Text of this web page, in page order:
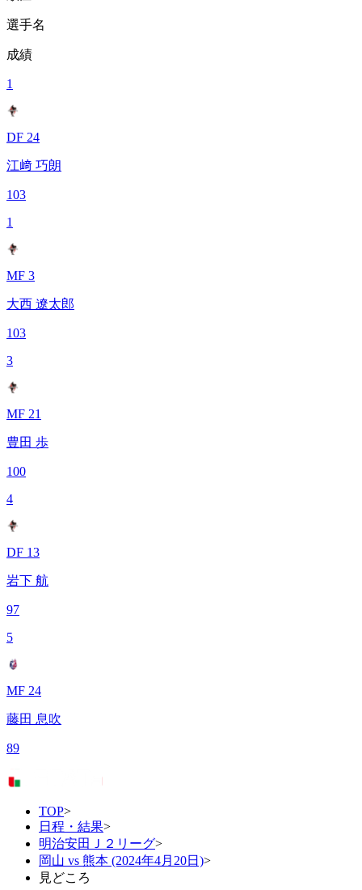
選手名
成績
1
DF 24
江﨑 巧朗
103
1
MF 3
大西 遼太郎
103
3
MF 21
豊田 歩
100
4
DF 13
岩下 航
97
5
MF 24
藤田 息吹
89
TOP>
日程・結果>
明治安田Ｊ２リーグ>
岡山 vs 熊本 (2024年4月20日)>
見どころ